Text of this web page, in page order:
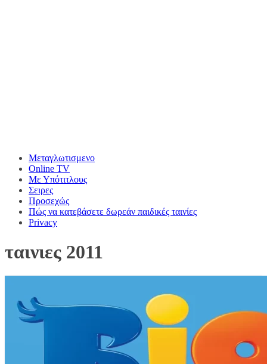
Μεταγλωτισμενο
Online TV
Με Υπότιτλους
Σειρες
Προσεχώς
Πώς να κατεβάσετε δωρεάν παιδικές ταινίες
Privacy
ταινιες 2011